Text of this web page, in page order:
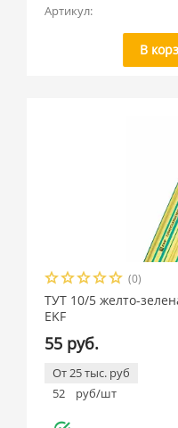
Артикул:
В
(0)
ТУТ 10/5 желто-
EKF
55 руб.
От 25 тыс. руб
52
руб/шт